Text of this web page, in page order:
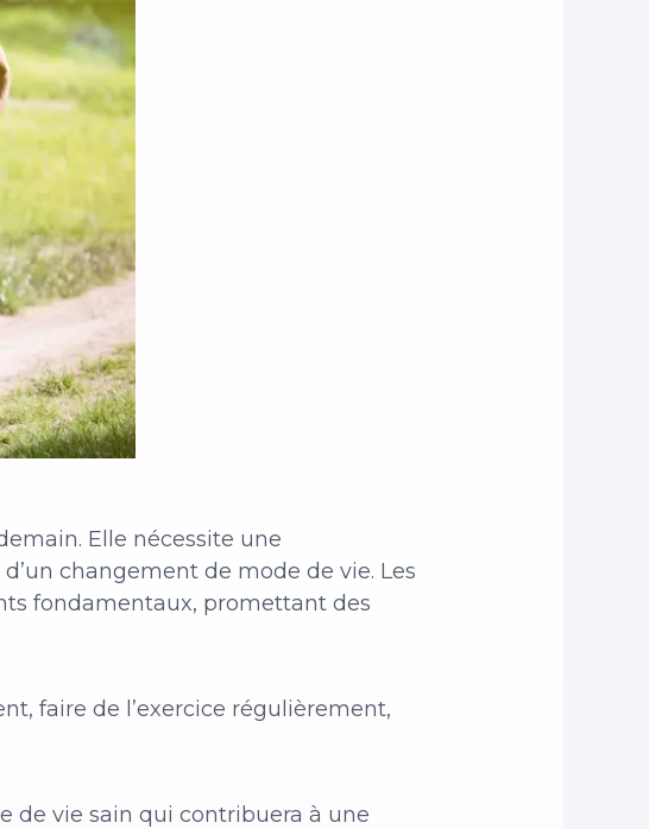
Elle nécessite une
changement de mode de vie. Les
fondamentaux, promettant des
faire de l’exercice régulièrement,
de vie sain qui contribuera à une